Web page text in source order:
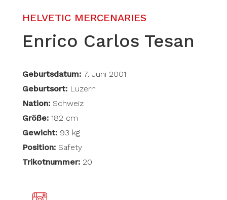
HELVETIC MERCENARIES
Enrico Carlos Tesan
Geburtsdatum: 7. Juni 2001
Geburtsort: Luzern
Nation: Schweiz
Größe:182 cm
Gewicht:93 kg
Position: Safety
Trikotnummer: 20